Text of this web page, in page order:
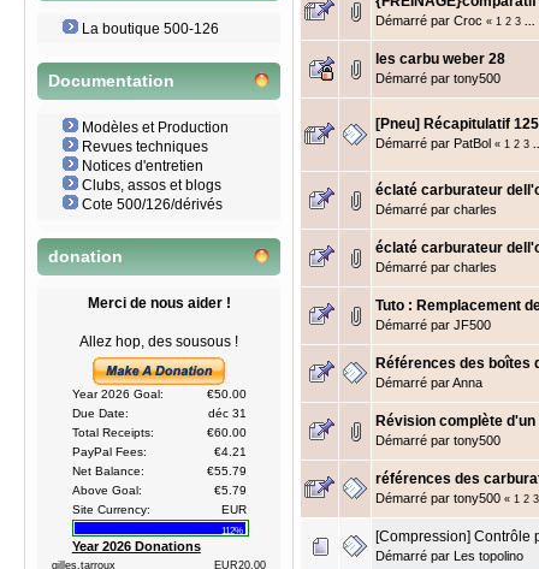
La boutique 500-126
Documentation
Modèles et Production
Revues techniques
Notices d'entretien
Clubs, assos et blogs
Cote 500/126/dérivés
donation
Merci de nous aider !
Allez hop, des sousous !
Year 2026 Goal:
€50.00
Due Date:
déc 31
Total Receipts:
€60.00
PayPal Fees:
€4.21
Net Balance:
€55.79
Above Goal:
€5.79
Site Currency:
EUR
112%
Year 2026 Donations
gilles.tarroux
EUR20.00
Démarré par Croc « 1 2 3 ...
les carbu weber 28
Démarré par tony500
[Pneu] Récapitulatif
Démarré par PatBol « 1 2 3
éclaté carburateur
Démarré par charles
éclaté carburateur
Démarré par charles
Tuto : Remplacement
Démarré par JF500
Références des boîtes
Démarré parAnna
Révision complète
Démarré par tony500
références des
Démarré par tony500 « 1 2 3
[Compression] Contrôle
Démarré par Les topolino